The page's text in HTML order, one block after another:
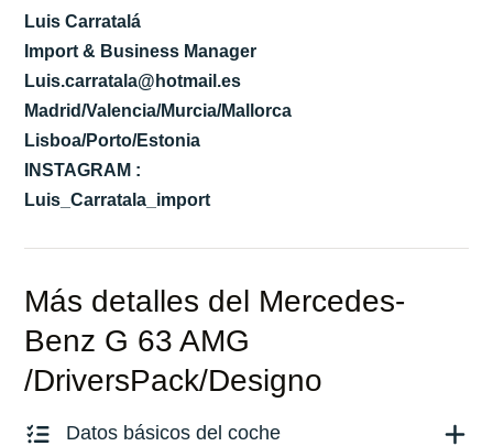
Luis Carratalá
Import & Business Manager
Luis.carratala@hotmail.es
Madrid/Valencia/Murcia/Mallorca
Lisboa/Porto/Estonia
INSTAGRAM :
Luis_Carratala_import
Más detalles del Mercedes-
Benz G 63 AMG
/DriversPack/Designo
Datos básicos del coche